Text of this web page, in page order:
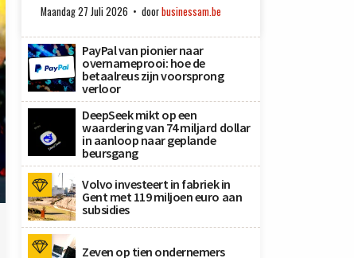
Maandag 27 Juli 2026 doorbusinessam.be
PayPal van pionier naar
overnameprooi: hoe de
betaalreus zijn voorsprong
verloor
DeepSeek mikt op een
waardering van 74 miljard dollar
in aanloop naar geplande
beursgang
Volvo investeert in fabriek in
Gent met 119 miljoen euro aan
subsidies
Zeven op tien ondernemers